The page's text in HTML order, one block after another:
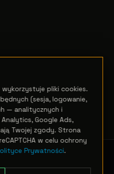
wykorzystuje pliki cookies.
(sesja, logowanie,
— analitycznych i
Google Ads,
Twojej zgody. Strona
w celu ochrony
Prywatności.